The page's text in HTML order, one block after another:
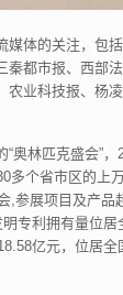
媒体的关注，包
秦都市报、西部
农业科技报、杨
奥林匹克盛会”
多个省市区的上
,参展项目及产品
明专利拥有量位
亿元，位居